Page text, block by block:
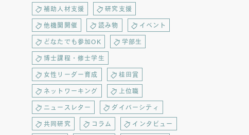
補助人材支援 研究支援
他機関開催 読み物 イベント
どなたでも参加OK 学部生
博士課程・修士学生
女性リーダー育成 桂田賞
ネットワーキング 上位職
ニュースレター ダイバーシティ
共同研究 コラム インタビュー